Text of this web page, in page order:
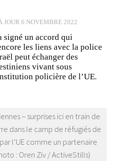
JOUR 6 NOVEMBRE 2022
signé un accord qui
les liens avec la police
peut échanger des
vivant sous
policière de l’UE.